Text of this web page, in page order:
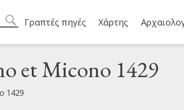
search
Main navigation
Γραπτές πηγές Χάρτης
et Micono 1429
1429